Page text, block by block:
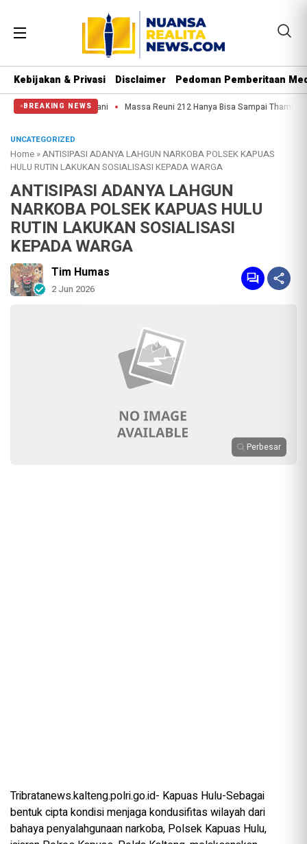
Kebijakan & Privasi Disclaimer Pedoman Pemberitaan
BREAKING NEWS
Nurani Massa Reuni 212 Hanya Bisa Sampai Thamrin, Putar Balik ke HI
UNCATEGORIZED
Home »ANTISIPASI ADANYA LAHGUN NARKOBA POLSEK KAPUAS
HULU RUTIN LAKUKAN SOSIALISASI KEPADA WARGA
ANTISIPASI ADANYA LAHGUN
NARKOBA POLSEK KAPUAS HULU
RUTIN LAKUKAN SOSIALISASI
KEPADA WARGA
Tim Humas
2 Jun 2026
Perbesar
Tribratanews.kalteng.polri.go.id- Kapuas Hulu-Sebagai
bentuk cipta kondisi menjaga kondusifitas wilayah dari
bahaya penyalahgunaan narkoba, Polsek Kapuas Hulu,